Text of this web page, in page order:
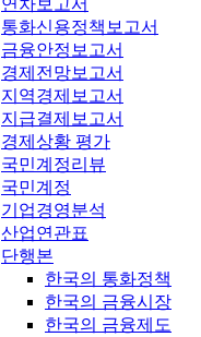
연차보고서
통화신용정책보고서
금융안정보고서
경제전망보고서
지역경제보고서
지급결제보고서
경제상황 평가
국민계정리뷰
국민계정
기업경영분석
산업연관표
단행본
한국의 통화정책
한국의 금융시장
한국의 금융제도